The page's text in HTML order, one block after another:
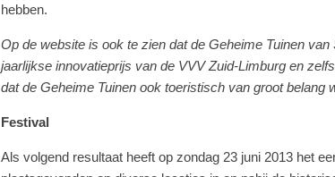
hebben.
Op de website is ook te zien dat de Geheime Tuinen
jaarlijkse innovatieprijs van de VVV Zuid-Limburg en
dat de Geheime Tuinen ook toeristisch van groot belang
Festival
Als volgend resultaat heeft op zondag 23 juni 2013 het